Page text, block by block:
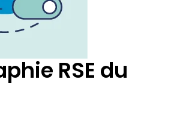
RSE du